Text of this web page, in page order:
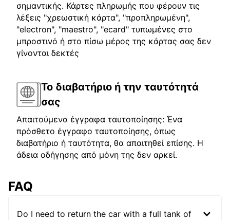
σημαντικής. Κάρτες πληρωμής που φέρουν τις
λέξεις "χρεωστική κάρτα", "προπληρωμένη",
"electron", "maestro", "ecard" τυπωμένες στο
μπροστινό ή στο πίσω μέρος της κάρτας σας δεν
γίνονται δεκτές
Το διαβατήριο ή την ταυτότητά
σας
Απαιτούμενα έγγραφα ταυτοποίησης: Ένα
πρόσθετο έγγραφο ταυτοποίησης, όπως
διαβατήριο ή ταυτότητα, θα απαιτηθεί επίσης. Η
άδεια οδήγησης από μόνη της δεν αρκεί.
FAQ
Do I need to return the car with a full tank of